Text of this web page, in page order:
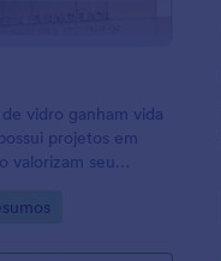
vidro ganham vida
projetos em
valorizam seu
natural.